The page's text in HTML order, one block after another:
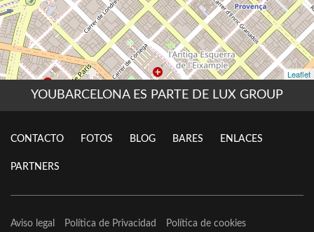
YOUBARCELONA ES PARTE DE LUX GROUP
CONTACTO FOTOS BLOG BARES ENLACES
PARTNERS
Aviso legal Política de Privacidad Política de cookies